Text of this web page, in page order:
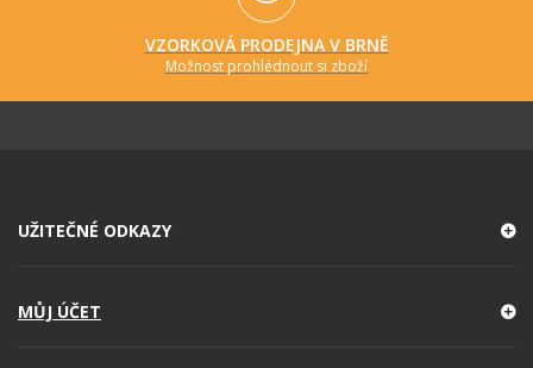
VZORKOVÁ PRODEJNA V BRNĚ
Možnost prohlédnout si zboží
UŽITEČNÉ ODKAZY
MŮJ ÚČET